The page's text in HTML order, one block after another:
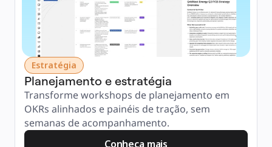
Estratégia
Planejamento e estratégia
Transforme workshops de planejamento em
OKRs alinhados e painéis de tração, sem
semanas de acompanhamento.
Conheça mais